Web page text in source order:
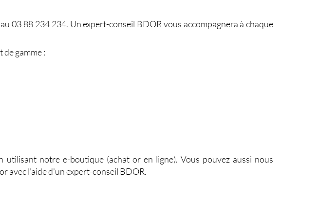
03 88 234 234. Un expert-conseil BDOR vous accompagnera à chaque
de gamme :
notre e-boutique (achat or en ligne). Vous pouvez aussi nous
avec l’aide d’un expert-conseil BDOR.